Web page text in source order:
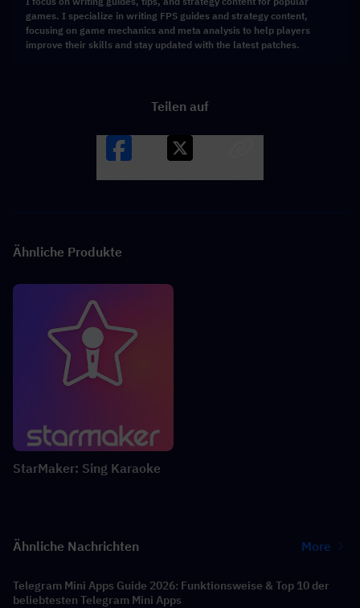
games. I specialize in writing FPS guides and strategy content,
focusing on game mechanics and meta analysis to help players
improve their skills and stay updated with the latest patches.
Teilen auf
Ähnliche Produkte
StarMaker: Sing Karaoke
Ähnliche Nachrichten More
Telegram Mini Apps Guide 2026: Funktionsweise & Top 10 der
beliebtesten Telegram Mini Apps